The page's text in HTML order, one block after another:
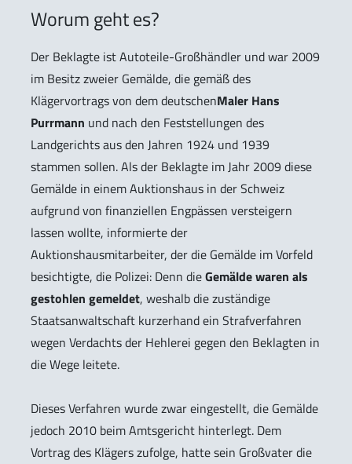
Worum geht es?
Der Beklagte ist Autoteile-Großhändler und war 2009
im Besitz zweier Gemälde, die gemäß des
Klägervortrags von dem deutschenMaler Hans
Purrmann und nach den Feststellungen des
Landgerichts aus den Jahren 1924 und 1939
stammen sollen. Als der Beklagte im Jahr 2009 diese
Gemälde in einem Auktionshaus in der Schweiz
aufgrund von finanziellen Engpässen versteigern
lassen wollte, informierte der
Auktionshausmitarbeiter, der die Gemälde im Vorfeld
besichtigte, die Polizei: Denn dieGemälde waren als
gestohlen gemeldet, weshalb die zuständige
Staatsanwaltschaft kurzerhand ein Strafverfahren
wegen Verdachts der Hehlerei gegen den Beklagten in
die Wege leitete.
Dieses Verfahren wurde zwar eingestellt, die Gemälde
jedoch 2010 beim Amtsgericht hinterlegt. Dem
Vortrag des Klägers zufolge, hatte sein Großvater die